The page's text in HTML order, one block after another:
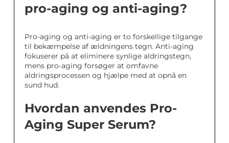
pro-aging og anti-aging?
Pro-aging og anti-aging er to forskellige tilgange
til bekæmpelse af ældningens tegn. Anti-aging
fokuserer på at eliminere synlige aldringstegn,
mens pro-aging forsøger at omfavne
aldringsprocessen og hjælpe med at opnå en
sund hud.
Hvordan anvendes Pro-
Aging Super Serum?